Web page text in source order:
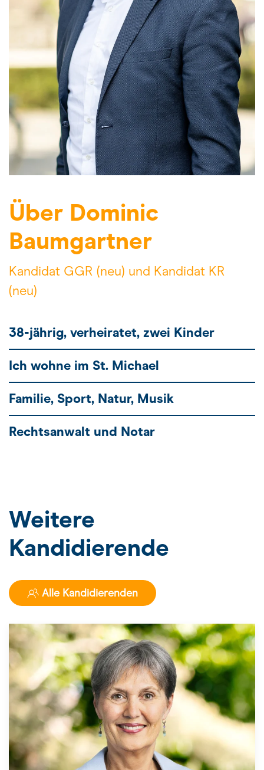
Über Dominic
Baumgartner
Kandidat GGR (neu) und Kandidat KR
(neu)
38-jährig, verheiratet, zwei Kinder
Ich wohne im St. Michael
Familie, Sport, Natur, Musik
Rechtsanwalt und Notar
Weitere
Kandidierende
Alle Kandidierenden